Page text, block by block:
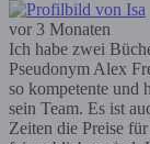
vor 3 Monaten
Ich habe zwei
Pseudonym Alex
so kompetente und
sein Team. Es ist
Zeiten die Preise